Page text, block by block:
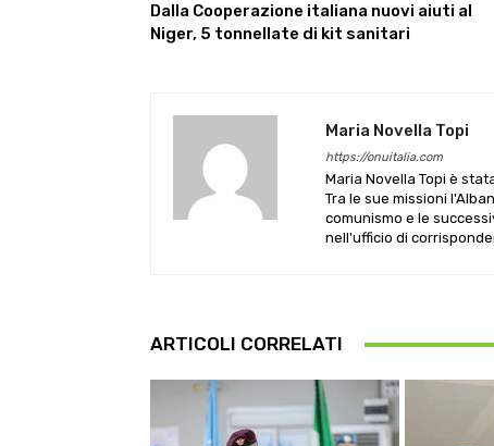
Dalla Cooperazione italiana nuovi aiuti al
Niger, 5 tonnellate di kit sanitari
Maria Novella Topi
https://onuitalia.com
Maria Novella Topi è
Tra le sue missioni
comunismo e le
nell'ufficio di
ARTICOLI CORRELATI